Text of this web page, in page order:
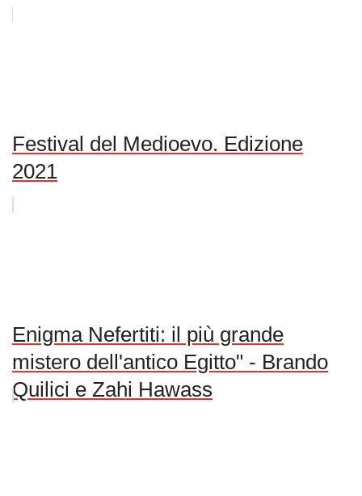
Festival del Medioevo. Edizione
2021
Enigma Nefertiti: il più grande
mistero dell'antico Egitto" - Brando
Quilici e Zahi Hawass